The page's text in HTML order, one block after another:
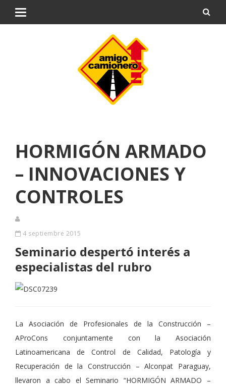
HORMIGÓN ARMADO
– INNOVACIONES Y
CONTROLES
4 septiembre 2015
Seminario despertó interés a
especialistas del rubro
La Asociación de Profesionales de la Construcción –
AProCons conjuntamente con la Asociación
Latinoamericana de Control de Calidad, Patología y
Recuperación de la Construcción – Alconpat Paraguay,
llevaron a cabo el Seminario “HORMIGÓN ARMADO –